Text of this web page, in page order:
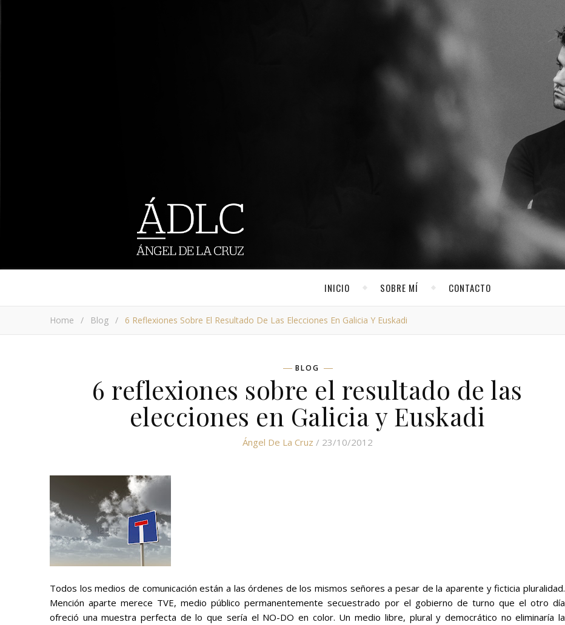
INICIO SOBRE MÍ CONTACTO
Home / Blog / 6 Reflexiones Sobre El Resultado De Las Elecciones En Galicia Y Euskadi
BLOG
6 reflexiones sobre el resultado de las
elecciones en Galicia y Euskadi
Ángel De La Cruz / 23/10/2012
Todos los medios de comunicación están a las órdenes de los mismos señores a pesar de la aparente y ficticia pluralidad.
Mención aparte merece TVE, mediopúblico permanentemente secuestrado por el gobierno de turno que el otro día
ofreció una muestra perfecta de lo que sería el NO-DO en color. Un medio libre, plural y democrático no eliminaría la